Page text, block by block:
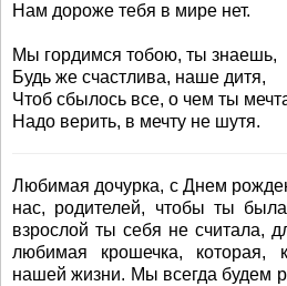
Нам дороже тебя в мире нет.
Мы гордимся тобою, ты знаешь,
Будь же счастлива, наше дитя,
Чтоб сбылось все, о чем ты
Надо верить, в мечту не шутя.
Любимая дочурка, с Днем
нас, родителей, чтобы ты
взрослой ты себя не считала,
любимая крошечка, которая,
нашей жизни. Мы всегда будем